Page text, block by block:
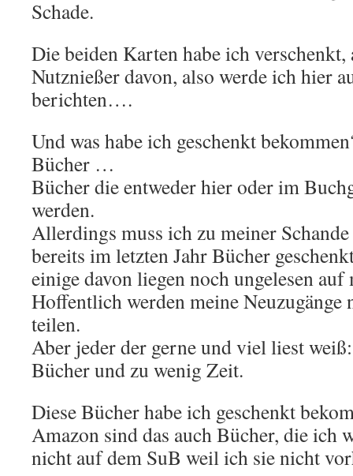
Schade.
Die beiden Karten habe ich
Nutznießer davon, also werde ich hier
berichten….
Und was habe ich geschenkt
Bücher …
Bücher die entweder hier oder im
werden.
Allerdings muss ich zu meiner Schande
bereits im letzten Jahr Bücher
einige davon liegen noch ungelesen
Hoffentlich werden meine Neuzugänge
teilen.
Aber jeder der gerne und viel liest
Bücher und zu wenig Zeit.
Diese Bücher habe ich geschenkt
Amazon sind das auch Bücher, die
nicht auf dem SuB weil ich sie nicht